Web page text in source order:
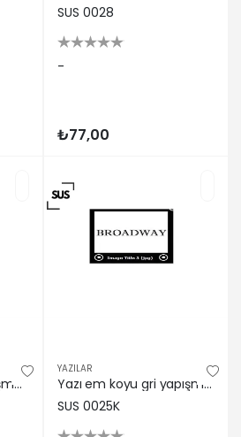
SUS 0028
-
₺77,00
Yazı em açık gri yapışma brodway r sus
YAZILAR
Yazı em koyu gri yapışma brodway r sus
SUS 0025K